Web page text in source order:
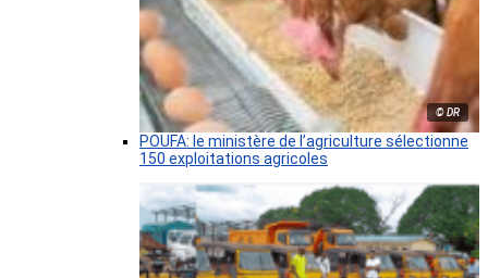
© DR
POUFA: le ministère de l’agriculture sélectionne
150 exploitations agricoles